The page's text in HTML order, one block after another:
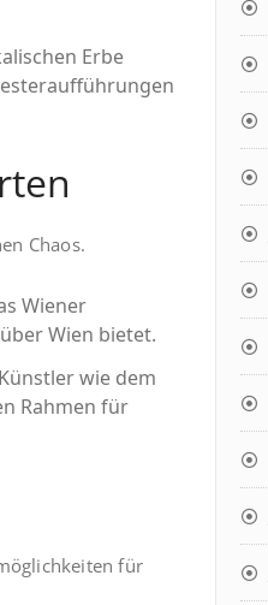
Erbe
Chaos.
Wiener
Wien bietet.
wie dem
Rahmen für
für